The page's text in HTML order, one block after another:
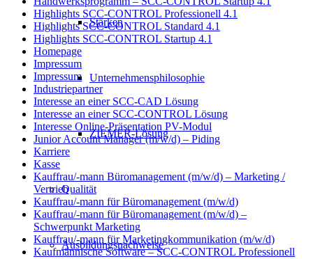
Stärken
Unternehmensphilosophie
ZIEMER-Lösung
Qualität
Ausbildungsnachweise
Highlights SCC-CONTROL Professionell 4.1
Highlights SCC-CONTROL Standard 4.1
Highlights SCC-CONTROL Startup 4.1
Homepage
Impressum
Impressum
Industriepartner
Interesse an einer SCC-CAD Lösung
Interesse an einer SCC-CONTROL Lösung
Interesse Online-Präsentation PV-Modul
Junior Account Manager (m/w/d) – Piding
Karriere
Kasse
Kauffrau/-mann Büromanagement (m/w/d) – Marketing /
Vertrieb
Kauffrau/-mann für Büromanagement (m/w/d)
Kauffrau/-mann für Büromanagement (m/w/d) –
Schwerpunkt Marketing
Kauffrau/-mann für Marketingkommunikation (m/w/d)
Kaufmännische Software – SCC-CONTROL Professionell